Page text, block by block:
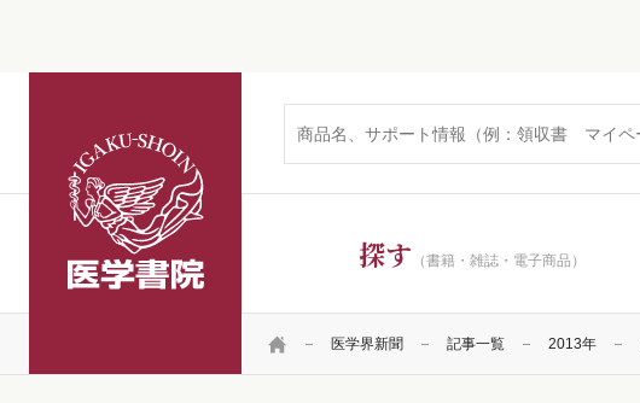
探す （書籍・雑誌・電子商品）
HOME 医学界新聞 記事一覧 2013年